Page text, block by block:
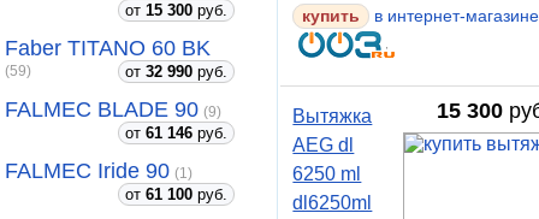
от 15 300 руб.
Faber TITANO 60 BK
(59) от 32 990 руб.
FALMEC BLADE 90 (9)
от 61 146 руб.
FALMEC Iride 90 (1)
от 61 100 руб.
купить в интернет-магазине
15 300
Вытяжка
AEG dl
6250 ml
dl6250ml